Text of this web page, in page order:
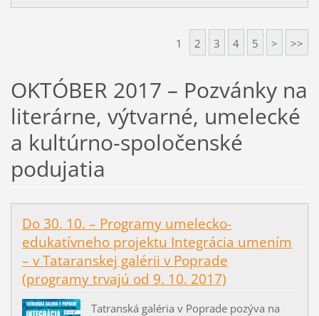
1 2 3 4 5 > >>
OKTÓBER 2017 – Pozvánky na
literárne, výtvarné, umelecké
a kultúrno-spoločenské
podujatia
Do 30. 10. – Programy umelecko-
edukatívneho projektu Integrácia umením
– v Tataranskej galérii v Poprade
(programy trvajú od 9. 10. 2017)
Tatranská galéria v Poprade pozýva na